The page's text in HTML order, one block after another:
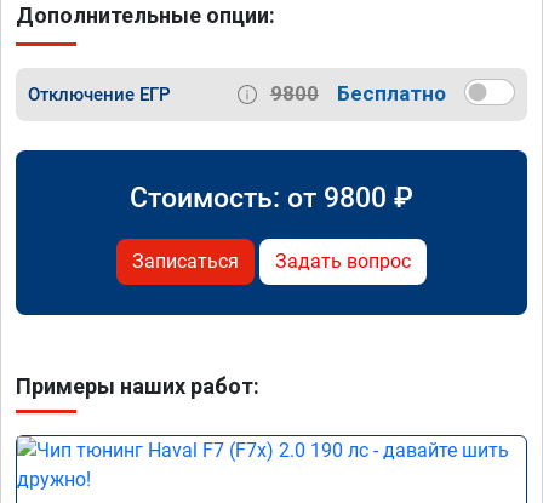
Дополнительные опции:
Отключение ЕГР 9800 Бесплатно
Стоимость: от 9800 ₽
Записаться Задать вопрос
Примеры наших работ: